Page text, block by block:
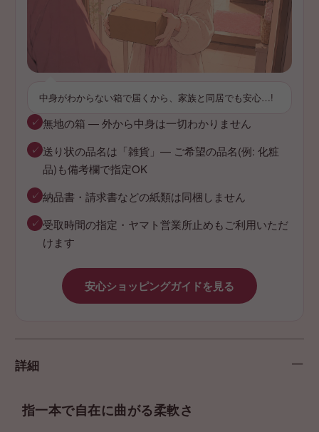
中身がわからない箱で届くから、家族と同居でも安心…!
✓ 無地の箱 — 外から中身は一切わかりません
✓ 送り状の品名は「雑貨」— ご希望の品名(例: 化粧
品)も備考欄で指定OK
✓ 納品書・請求書などの紙類は同梱しません
✓ 受取時間の指定・ヤマト営業所止めもご利用いただ
けます
安心ショッピングガイドを見る
詳細
指一本で自在に曲がる柔軟さ